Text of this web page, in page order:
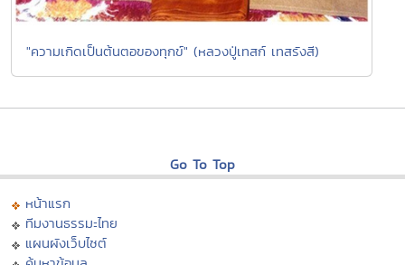
"ความเกิดเป็นต้นตอของทุกข์" (หลวงปู่เทสก์ เทสรังสี)
Go To Top
หน้าแรก
ทีมงานธรรมะไทย
แผนผังเว็บไซต์